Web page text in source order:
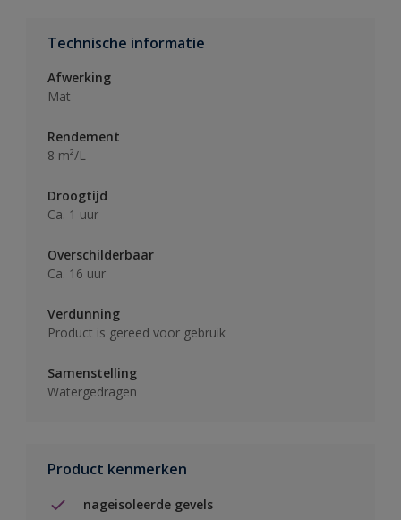
Technische informatie
Afwerking
Mat
Rendement
8 m²/L
Droogtijd
Ca. 1 uur
Overschilderbaar
Ca. 16 uur
Verdunning
Product is gereed voor gebruik
Samenstelling
Watergedragen
Product kenmerken
nageisoleerde gevels